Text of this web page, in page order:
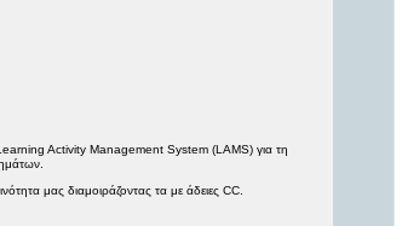
Activity Management System (LAMS) για τη
μας διαμοιράζοντας τα με άδειες CC.